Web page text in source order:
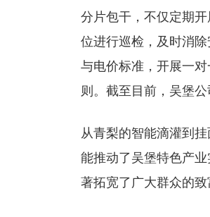
分片包干，不仅定期
位进行巡检，及时消
与电价标准，开展一
则。截至目前，吴堡
从青梨的智能滴灌到
能推动了吴堡特色产业
著拓宽了广大群众的致